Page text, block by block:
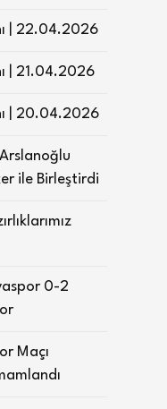
| 22.04.2026
| 21.04.2026
| 20.04.2026
ile Birleştirdi
0-2
Maçı